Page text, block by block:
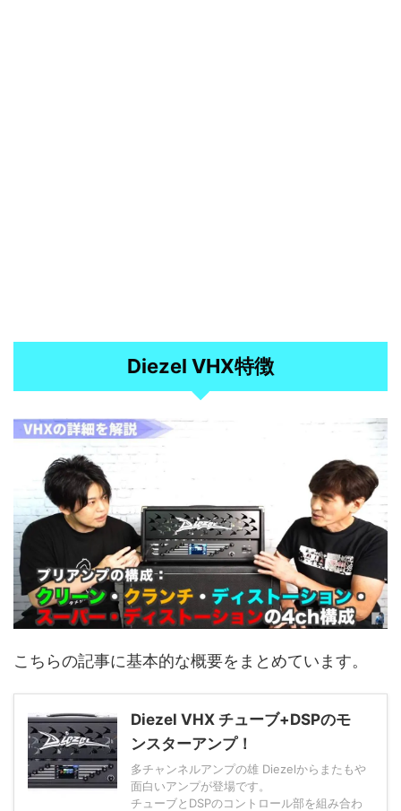
Diezel VHX特徴
こちらの記事に基本的な概要をまとめています。
Diezel VHX チューブ+DSPのモ
ンスターアンプ！
多チャンネルアンプの雄 Diezelからまたもや
面白いアンプが登場です。
チューブとDSPのコントロール部を組み合わ